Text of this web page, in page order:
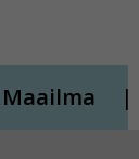
Maailma